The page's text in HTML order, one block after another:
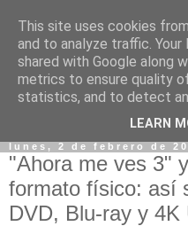
lunes, 2 de febrero de
"Ahora me ves 3"
formato físico: así
DVD, Blu-ray y 4K
This site uses cookies
and to analyze traffic.
shared with Google along
metrics to ensure quality
statistics, and to detect
LEARN